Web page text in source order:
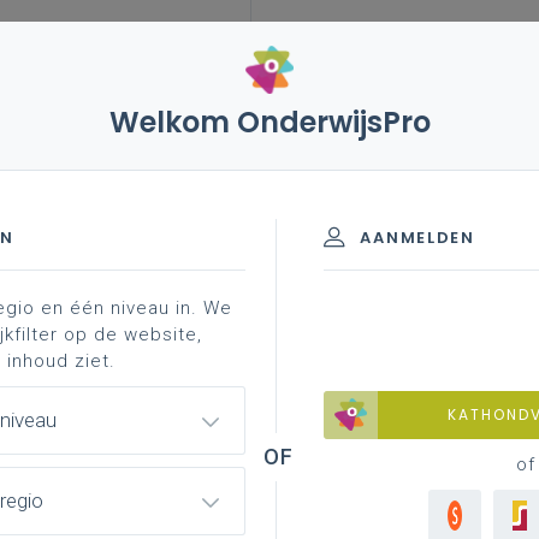
- Schriftelijke vragen
Welkom OnderwijsPro
AANMELDEN
of
en één niveau in. We
op de website,
ziet.